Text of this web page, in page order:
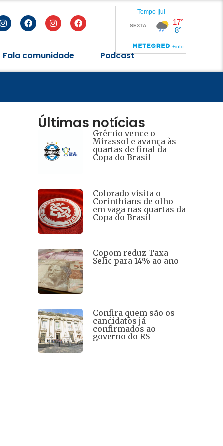
Fala comunidade Podcast
Últimas notícias
Grêmio vence o
Mirassol e avança às
quartas de final da
Copa do Brasil
Colorado visita o
Corinthians de olho
em vaga nas quartas da
Copa do Brasil
Copom reduz Taxa
Selic para 14% ao ano
Confira quem são os
candidatos já
confirmados ao
governo do RS